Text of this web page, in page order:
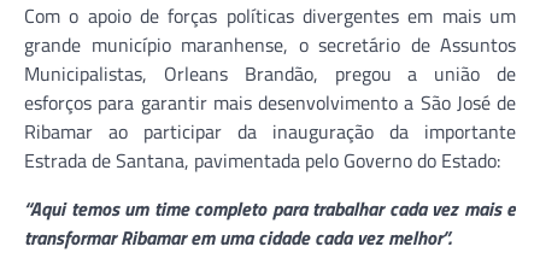
Com o apoio de forças políticas divergentes em mais um
grande município maranhense, o secretário de Assuntos
Municipalistas, Orleans Brandão, pregou a união de
esforços para garantir mais desenvolvimento a São José de
Ribamar ao participar da inauguração da importante
Estrada de Santana, pavimentada pelo Governo do Estado:
“Aqui temos um time completo para trabalhar cada vez mais e
transformar Ribamar em uma cidade cada vez melhor”.